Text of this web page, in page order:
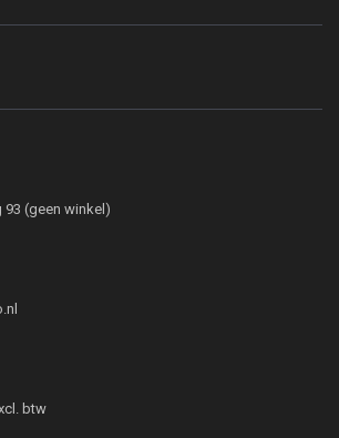
(geen winkel)
btw